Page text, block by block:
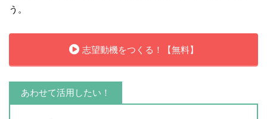
う。
志望動機をつくる！【無料】
あわせて活用したい！